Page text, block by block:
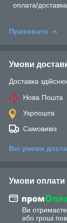
оплата/доставка
Приховати
Умови
Доставка
Нова Пошта
Укрпошта
Самовивіз
Всі умови
Умови оплати
Ви
або гроші